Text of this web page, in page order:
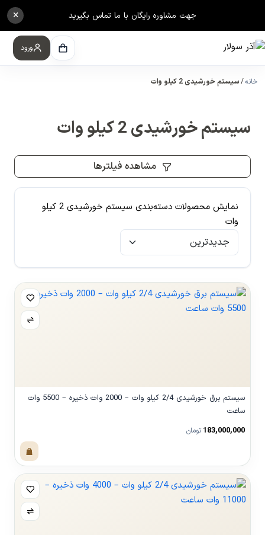
جهت مشاوره رایگان با ما تماس بگیرید ×
ورود
خانه سیستم خورشیدی 2 کیلو وات
سیستم خورشیدی 2 کیلو وات
مشاهده فیلترها
نمایش محصولات دسته‌بندی سیستم خورشیدی 2 کیلو
وات
سیستم برق خورشیدی 2/4 کیلو وات – 2000 وات ذخیره – 5500 وات
ساعت
183,000,000 تومان